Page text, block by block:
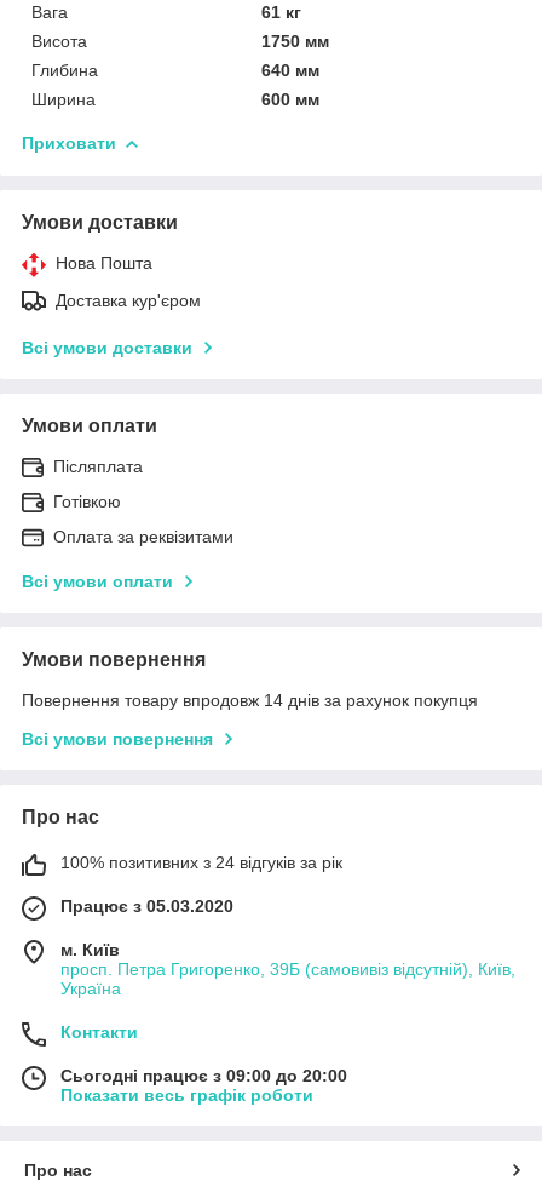
Вага
61 кг
Висота
1750 мм
Глибина
640 мм
Ширина
600 мм
Приховати
Умови доставки
Нова Пошта
Доставка кур'єром
Всі умови доставки
Умови оплати
Післяплата
Готівкою
Оплата за реквізитами
Всі умови оплати
Умови повернення
Повернення товару впродовж 14 днів за рахунок покупця
Всі умови повернення
Про нас
100% позитивних з 24 відгуків за рік
Працює з 05.03.2020
м. Київ
просп. Петра Григоренко, 39Б (самовивіз відсутній), Київ,
Україна
Контакти
Сьогодні працює з 09:00 до 20:00
Показати весь графік роботи
Про нас